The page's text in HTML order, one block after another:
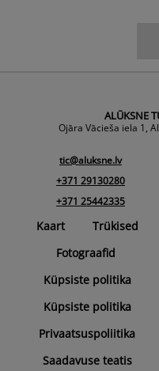
ALŪKSNE
Ojāra Vācieša iela 1,
tic@aluksne.lv
+371 29130280
+371 25442335
Kaart
Trükised
Fotograafid
Küpsiste politika
Küpsiste politika
Privaatsuspoliitika
Saadavuse teatis